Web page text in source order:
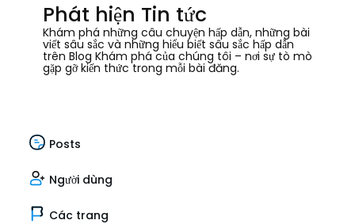
Phát hiện Tin tức
Khám phá những câu chuyện hấp dẫn, những bài
viết sâu sắc và những hiểu biết sâu sắc hấp dẫn
trên Blog Khám phá của chúng tôi – nơi sự tò mò
gặp gỡ kiến thức trong mỗi bài đăng.
Posts
Người dùng
Các trang